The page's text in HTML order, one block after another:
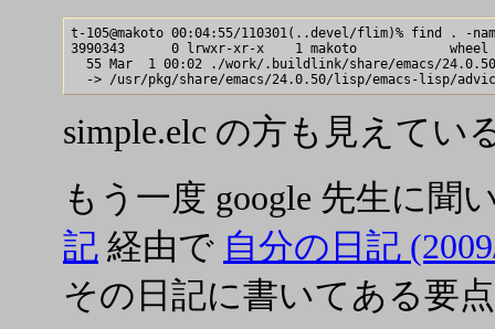
t-105@makoto 00:04:55/110301(..devel/flim)% find . -
3990343      0 lrwxr-xr-x    1 makoto            wheel
55 Mar  1 00:02 ./work/.buildlink/share/emacs/
simple.elc の方も見えてい
もう一度 google 先生に聞
記 経由で 自分の日記
その日記に書いてある要